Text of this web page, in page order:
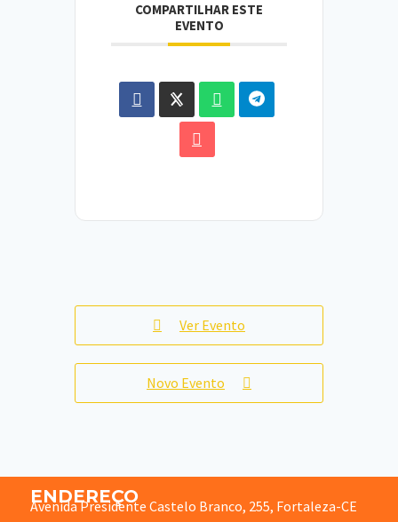
COMPARTILHAR ESTE
EVENTO
Ver Evento
Novo Evento
ENDEREÇO
Avenida Presidente Castelo Branco, 255, Fortaleza-CE